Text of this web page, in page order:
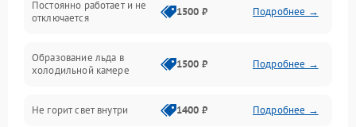
Постоянно работает и не
отключается
1500 ₽ Подробнее →
Образование льда в
холодильной камере
1500 ₽ Подробнее →
Не горит свет внутри 1400 ₽ Подробнее →